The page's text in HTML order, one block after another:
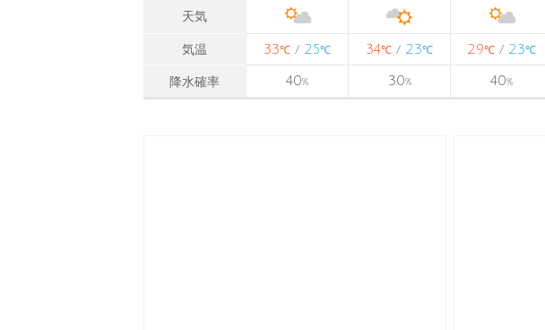
天気
気温 33℃ / 25℃ 34℃ / 23℃ 29℃ / 23℃
降水確率 40% 30% 40%